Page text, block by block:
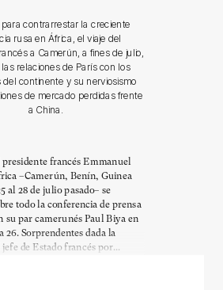
contrarrestar la creciente
rusa en África, el viaje del
a Camerún, a fines de julio,
relaciones de París con los
continente y su nerviosismo
de mercado perdidas frente
a China.
francés Emmanuel
–Camerún, Benín, Guinea
al 28 de julio pasado– se
todo la conferencia de prensa
su par camerunés Paul Biya en
26. Sorprendentes dada la
de Estado francés por...